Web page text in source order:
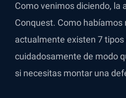
Como venimos diciendo,
Conquest. Como
actualmente existen 7
cuidadosamente de modo
si necesitas montar una